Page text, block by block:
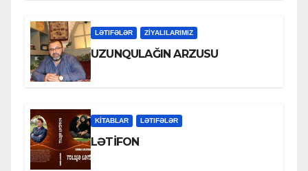
LƏTIFƏLƏR ZİYALILARIMIZ
UZUNQULAĞIN ARZUSU
KİTABLAR LƏTIFƏLƏR
LƏTİFON